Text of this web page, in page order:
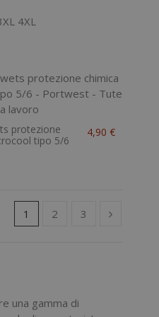
4XL
protezione
tipo 5/6
4,90 €
1 2 3
una gamma di